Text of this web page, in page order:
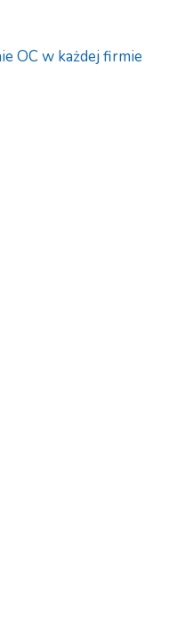
OC w każdej firmie